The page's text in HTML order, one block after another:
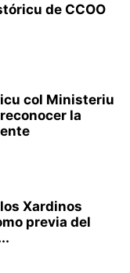
de CCOO
col Ministeriu
la
Xardinos
previa del